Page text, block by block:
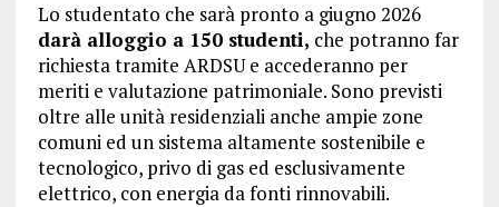
Lo studentato che sarà pronto a giugno 2026
darà alloggio a 150 studenti, che potranno far
richiesta tramite ARDSU e accederanno per
meriti e valutazione patrimoniale. Sono previsti
oltre alle unità residenziali anche ampie zone
comuni ed un sistema altamente sostenibile e
tecnologico, privo di gas ed esclusivamente
elettrico, con energia da fonti rinnovabili.